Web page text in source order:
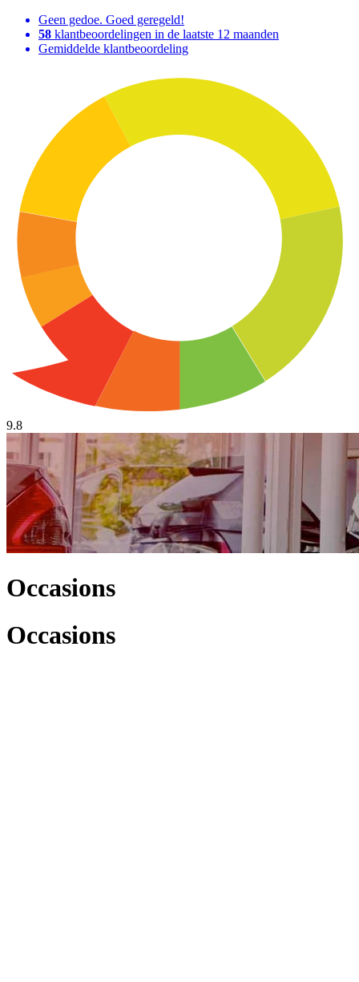
Geen gedoe. Goed geregeld!
58 klantbeoordelingen in de laatste 12 maanden
Gemiddelde klantbeoordeling
9.8
Occasions
Occasions